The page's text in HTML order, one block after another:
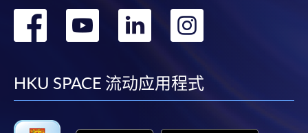
转
facebook
转
youtube
转
linkedin
HKU SPACE 流动应用程式